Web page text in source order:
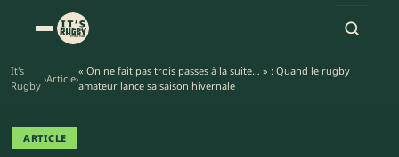
It's
Rugby
›Article›
« On ne fait pas trois passes à la suite… » : Quand le rugby
amateur lance sa saison hivernale
ARTICLE